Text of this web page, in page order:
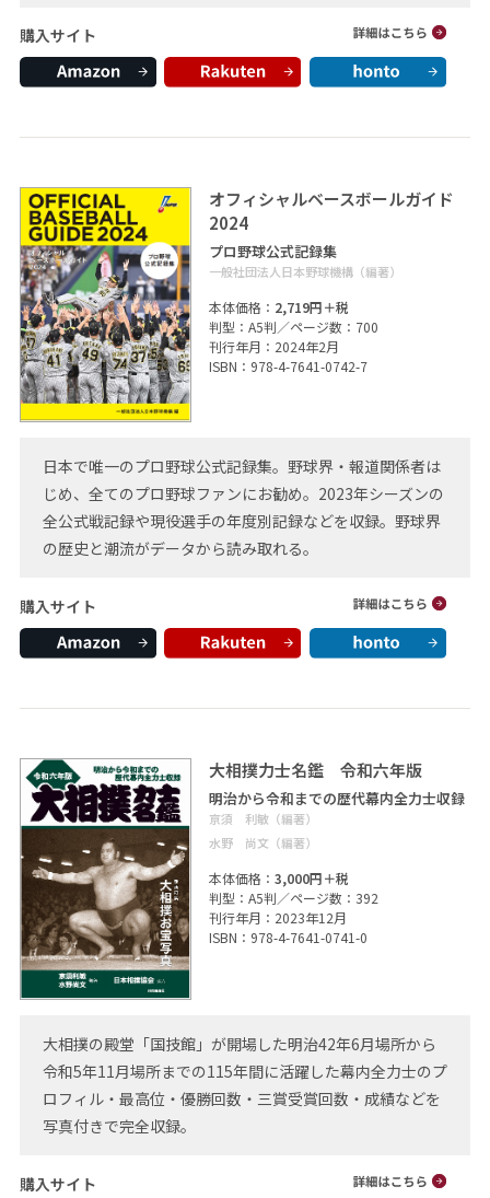
購入サイト
オフィシャルベースボールガイド
2024
プロ野球公式記録集
一般社団法人日本野球機構（編著）
本体価格： 2,719円＋税
判型：A5判／ページ数：700
刊行年月：2024年2月
ISBN：978-4-7641-0742-7
日本で唯一のプロ野球公式記録集。野球界・報道関係者は
じめ、全てのプロ野球ファンにお勧め。2023年シーズンの
全公式戦記録や現役選手の年度別記録などを収録。野球界
の歴史と潮流がデータから読み取れる。
購入サイト
大相撲力士名鑑 令和六年版
明治から令和までの歴代幕内全力士収録
亰須 利敏（編著）
水野 尚文（編著）
本体価格：3,000円＋税
判型：A5判／ページ数：392
刊行年月：2023年12月
ISBN：978-4-7641-0741-0
大相撲の殿堂「国技館」が開場した明治42年6月場所から
令和5年11月場所までの115年間に活躍した幕内全力士のプ
ロフィル・最高位・優勝回数・三賞受賞回数・成績などを
写真付きで完全収録。
購入サイト